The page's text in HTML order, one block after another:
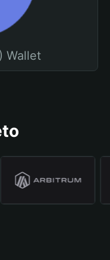
Wallet